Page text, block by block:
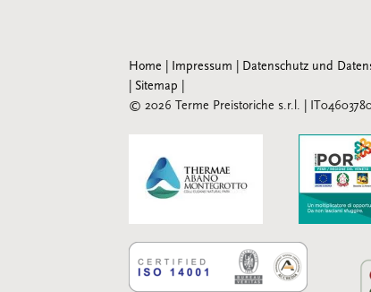
Home Impressum Datenschutz und
Sitemap
© 2026 Terme Preistoriche s.r.l.